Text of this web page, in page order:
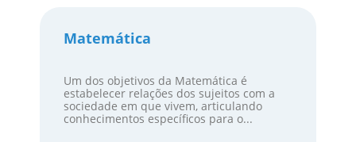
Matemática
Um dos objetivos da Matemática é
estabelecer relações dos sujeitos com a
sociedade em que vivem, articulando
conhecimentos específicos para o...